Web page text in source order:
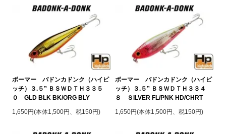
ボーマー バドンカドンク（ハイピ
ッチ）３.５” ＢＳＷＤＴＨ３３５
０ GLD BLK BK/ORG BLY
1,650円(本体1,500円、税150円)
ボーマー バドンカドンク（ハイピ
ッチ）３.５” ＢＳＷＤＴＨ３３４
８ ＳILVER FL/PNK HD/CHRT
1,650円(本体1,500円、税150円)